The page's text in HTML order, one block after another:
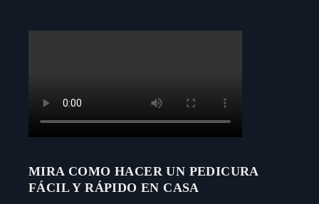
MIRA COMO HACER UN PEDICURA
FÁCIL Y RÁPIDO EN CASA